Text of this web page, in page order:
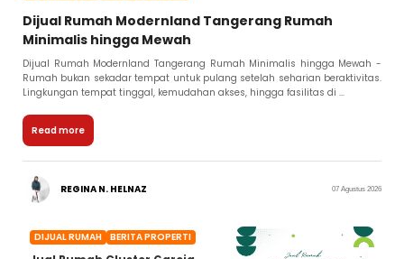
Dijual Rumah Modernland Tangerang Rumah
Minimalis hingga Mewah
Dijual Rumah Modernland Tangerang Rumah Minimalis hingga Mewah -
Rumah bukan sekadar tempat untuk pulang setelah seharian beraktivitas.
Lingkungan tempat tinggal, kemudahan akses, hingga fasilitas di ...
Read more
REGINA N. HELNAZ 07 Agustus 2026
DIJUAL RUMAH BERITA PROPERTI